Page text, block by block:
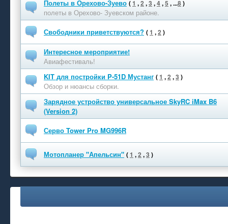
Полеты в Орехово-Зуево (1 ,2,3,4,5 , ...8)
полеты в Орехово- Зуевском районе.
Свободники приветствуются? (1 ,2 )
Интересное мероприятие!
Авиафестиваль!
KIT для постройки P-51D Мустанг (1 ,2 ,3 )
Обзор и нюансы сборки.
Зарядное устройство универсальное SkyRC iMax B6
(Version 2)
Серво Tower Pro MG996R
Мотопланер "Апельсин" (1 ,2,3 )